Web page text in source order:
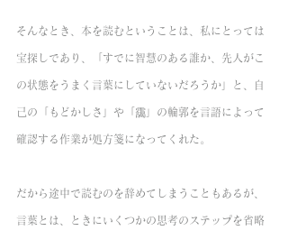
そんなとき、本を読むということは、私にとっては
宝探しであり、「すでに智慧のある誰か、先人がこ
の状態をうまく言葉にしていないだろうか」と、自
己の「もどかしさ」や「靄」の輪郭を言語によって
確認する作業が処方箋になってくれた。
だから途中で読むのを辞めてしまうこともあるが、
言葉とは、ときにいくつかの思考のステップを省略